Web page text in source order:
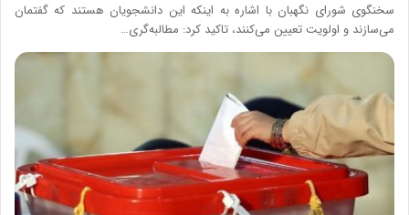
سخنگوی شورای نگهبان با اشاره به اینکه این دانشجویان هستند که گفتمان
می‌سازند و اولویت تعیین می‌کنند، تاکید کرد: مطالبه‌گری…